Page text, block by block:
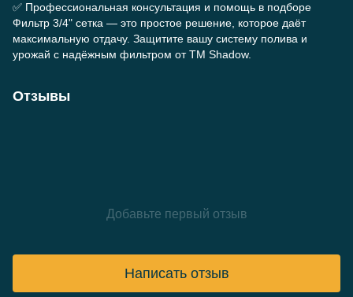
✅ Профессиональная консультация и помощь в подборе
Фильтр 3/4" сетка — это простое решение, которое даёт
максимальную отдачу. Защитите вашу систему полива и
урожай с надёжным фильтром от TM Shadow.
Отзывы
Добавьте первый отзыв
Написать отзыв